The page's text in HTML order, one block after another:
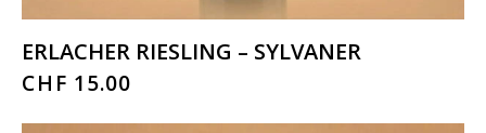
ERLACHER RIESLING – SYLVANER
CHF 15.00